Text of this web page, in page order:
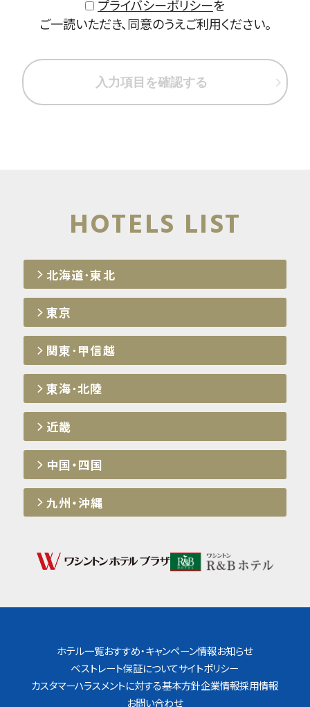
プライバシーポリシーを
ご一読いただき、同意のうえご利用ください。
入力項目を確認する
HOTELS LIST
北海道･東北
東京
関東･甲信越
東海･北陸
近畿
中国・四国
九州・沖縄
ホテル一覧おすすめ・キャンペーン情報お知らせ
ベストレート保証についてサイトポリシー
カスタマーハラスメントに対する基本方針企業情報採用情報
お問い合わせ